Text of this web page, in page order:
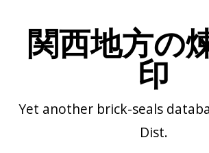
関西地方の
印
Yet another brick-seals
Dist.